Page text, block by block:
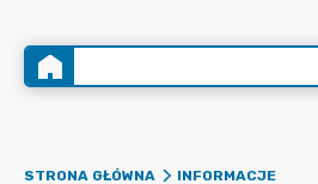
STRONA GŁÓWNA
INFORMACJE